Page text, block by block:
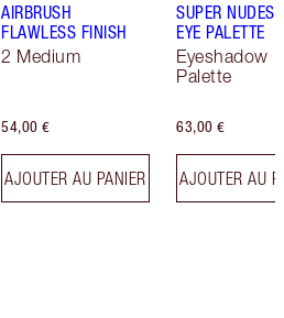
AIRBRUSH
FLAWLESS FINISH
2 Medium
54,00 €
AJOUTER AU PANIER
SUPER NUDES
EYE PALETTE
Eyeshadow
Palette
63,00 €
AJOUTER AU